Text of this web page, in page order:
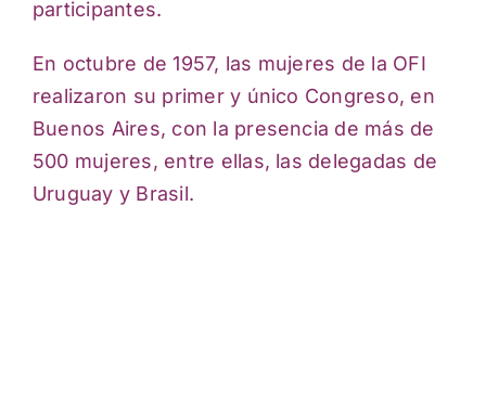
participantes.
En octubre de 1957, las mujeres de la OFI
realizaron su primer y único Congreso, en
Buenos Aires, con la presencia de más de
500 mujeres, entre ellas, las delegadas de
Uruguay y Brasil.